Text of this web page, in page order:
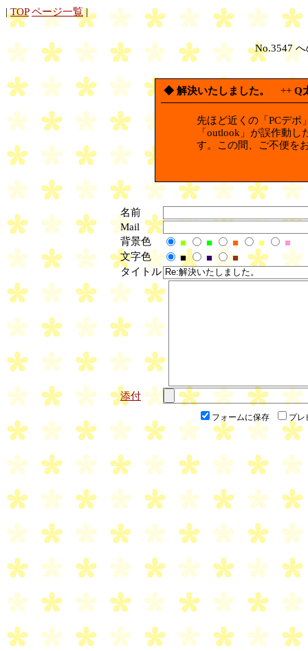
|TOP ページ一覧|
No.3547 へ
◆ 解決いたしました。 ++ Q
先ほど近くの「PCデポ
「outlook」が誤作動
す。この間、ご不便を
名前
Mail
背景色
■ ■ ■ ■
■
文字色
■ ■
■
タイトル
添付
フォームに保存 プレ